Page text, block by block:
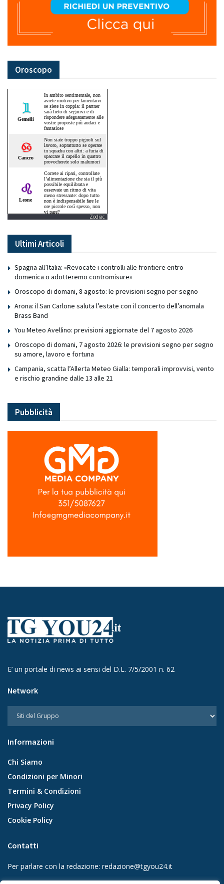
Oroscopo
Zodiac
Ultimi Articoli
Spagna all’Italia: «Revocate i controlli alle frontiere entro
domenica o adotteremo contromisure»
Oroscopo di domani, 8 agosto: le previsioni segno per segno
Arona: il San Carlone saluta l’estate con il concerto dell’anomala
Brass Band
You Meteo Avellino: previsioni aggiornate del 7 agosto 2026
Oroscopo di domani, 7 agosto 2026: le previsioni segno per segno
su amore, lavoro e fortuna
Campania, scatta l’Allerta Meteo Gialla: temporali improvvisi, vento
e rischio grandine dalle 13 alle 21
Pubblicità
E’ un portale di news ai sensi del D.L. 7/5/2001 n. 62
Network
Informazioni
Chi Siamo
Condizioni per Minori
Termini & Condizioni
Privacy Policy
Cookie Policy
Contatti
Per parlare con la redazione: redazione@tgyou24.it